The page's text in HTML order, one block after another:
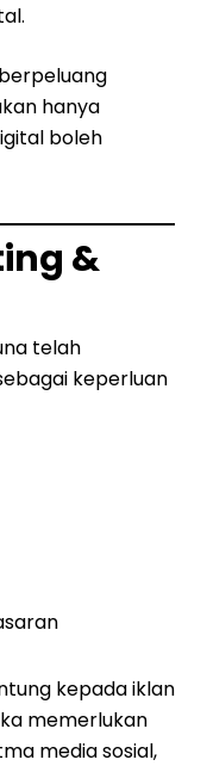
hanya
boleh
&
telah
keperluan
kepada iklan
memerlukan
media sosial,